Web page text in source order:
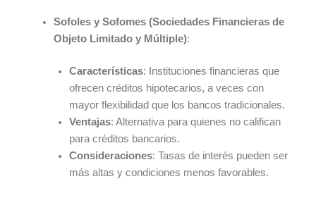
Sofoles y Sofomes (Sociedades Financieras de
Objeto Limitado y Múltiple):
Características: Instituciones financieras que
ofrecen créditos hipotecarios, a veces con
mayor flexibilidad que los bancos tradicionales.
Ventajas: Alternativa para quienes no califican
para créditos bancarios.
Consideraciones: Tasas de interés pueden ser
más altas y condiciones menos favorables.